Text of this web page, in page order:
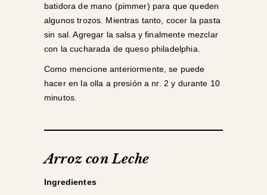
batidora de mano (pimmer) para que queden
algunos trozos. Mientras tanto, cocer la pasta
sin sal. Agregar la salsa y finalmente mezclar
con la cucharada de queso philadelphia.
Como mencione anteriormente, se puede
hacer en la olla a presión a nr. 2 y durante 10
minutos.
Arroz con Leche
Ingredientes